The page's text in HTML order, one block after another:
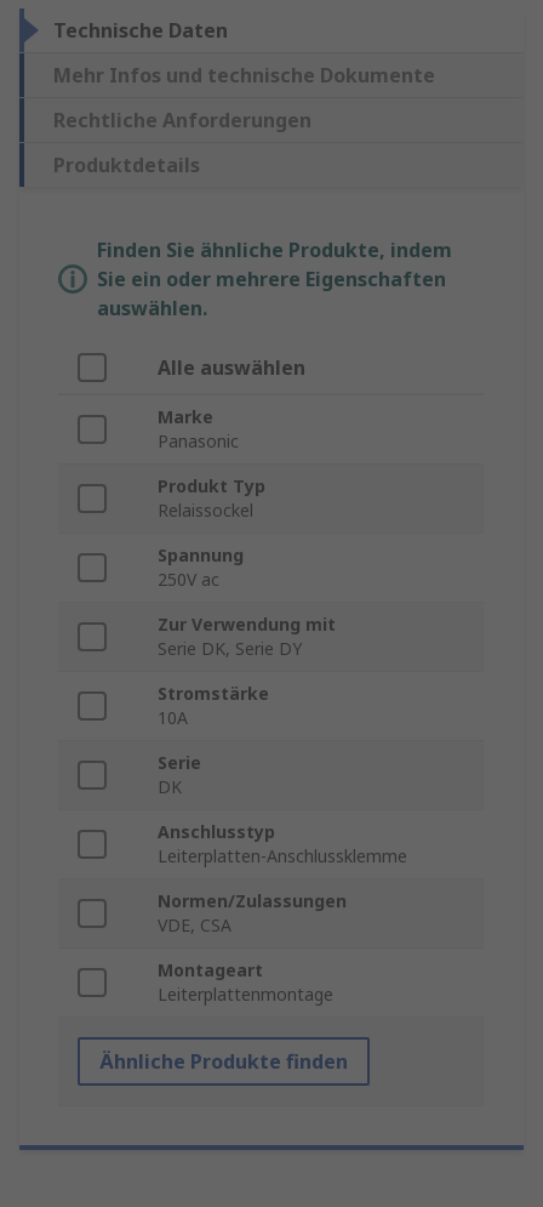
Technische Daten
Mehr Infos und technische Dokumente
Rechtliche Anforderungen
Produktdetails
Finden Sie ähnliche Produkte, indem
Sie ein oder mehrere Eigenschaften
auswählen.
Alle auswählen
Marke
Panasonic
Produkt Typ
Relaissockel
Spannung
250V ac
Zur Verwendung mit
Serie DK, Serie DY
Stromstärke
10A
Serie
DK
Anschlusstyp
Leiterplatten-Anschlussklemme
Normen/Zulassungen
VDE, CSA
Montageart
Leiterplattenmontage
Ähnliche Produkte finden